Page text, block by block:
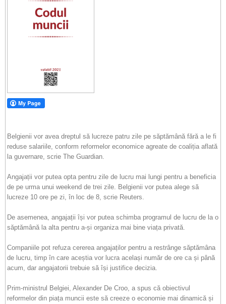
Belgienii vor avea dreptul să lucreze patru zile pe săptămână fără a le fi
reduse salariile, conform reformelor economice agreate de coaliția aflată
la guvernare, scrie The Guardian.
Angajații vor putea opta pentru zile de lucru mai lungi pentru a beneficia
de pe urma unui weekend de trei zile. Belgienii vor putea alege să
lucreze 10 ore pe zi, în loc de 8, scrie Reuters.
De asemenea, angajații își vor putea schimba programul de lucru de la o
săptămână la alta pentru a-și organiza mai bine viața privată.
Companiile pot refuza cererea angajaților pentru a restrânge săptămâna
de lucru, timp în care aceștia vor lucra același număr de ore ca și până
acum, dar angajatorii trebuie să își justifice decizia.
Prim-ministrul Belgiei, Alexander De Croo, a spus că obiectivul
reformelor din piața muncii este să creeze o economie mai dinamică și